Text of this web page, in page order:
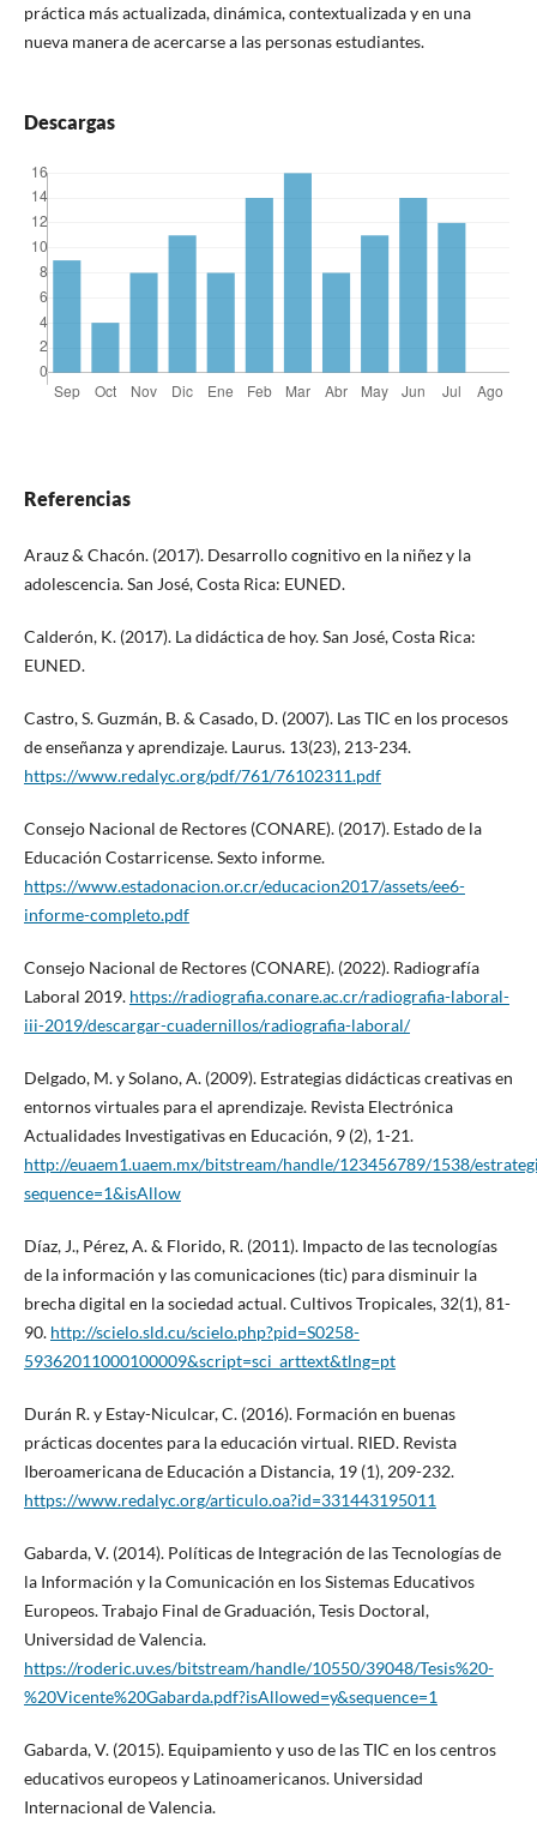
práctica más actualizada, dinámica, contextualizada y en una
nueva manera de acercarse a las personas estudiantes.
Descargas
Referencias
Arauz & Chacón. (2017). Desarrollo cognitivo en la niñez y la
adolescencia. San José, Costa Rica: EUNED.
Calderón, K. (2017). La didáctica de hoy. San José, Costa Rica:
EUNED.
Castro, S. Guzmán, B. & Casado, D. (2007). Las TIC en los procesos
de enseñanza y aprendizaje. Laurus. 13(23), 213-234.
https://www.redalyc.org/pdf/761/76102311.pdf
Consejo Nacional de Rectores (CONARE). (2017). Estado de la
Educación Costarricense. Sexto informe.
https://www.estadonacion.or.cr/educacion2017/assets/ee6-
informe-completo.pdf
Consejo Nacional de Rectores (CONARE). (2022). Radiografía
Laboral 2019. https://radiografia.conare.ac.cr/radiografia-laboral-
iii-2019/descargar-cuadernillos/radiografia-laboral/
Delgado, M. y Solano, A. (2009). Estrategias didácticas creativas en
entornos virtuales para el aprendizaje. Revista Electrónica
Actualidades Investigativas en Educación, 9 (2), 1-21.
http://euaem1.uaem.mx/bitstream/handle/123456789/1538/
sequence=1&isAllow
Díaz, J., Pérez, A. & Florido, R. (2011). Impacto de las tecnologías
de la información y las comunicaciones (tic) para disminuir la
brecha digital en la sociedad actual. Cultivos Tropicales, 32(1), 81-
90. http://scielo.sld.cu/scielo.php?pid=S0258-
59362011000100009&script=sci_arttext&tlng=pt
Durán R. y Estay-Niculcar, C. (2016). Formación en buenas
prácticas docentes para la educación virtual. RIED. Revista
Iberoamericana de Educación a Distancia, 19 (1), 209-232.
https://www.redalyc.org/articulo.oa?id=331443195011
Gabarda, V. (2014). Políticas de Integración de las Tecnologías de
la Información y la Comunicación en los Sistemas Educativos
Europeos. Trabajo Final de Graduación, Tesis Doctoral,
Universidad de Valencia.
https://roderic.uv.es/bitstream/handle/10550/39048/Tesis%20-
%20Vicente%20Gabarda.pdf?isAllowed=y&sequence=1
Gabarda, V. (2015). Equipamiento y uso de las TIC en los centros
educativos europeos y Latinoamericanos. Universidad
Internacional de Valencia.